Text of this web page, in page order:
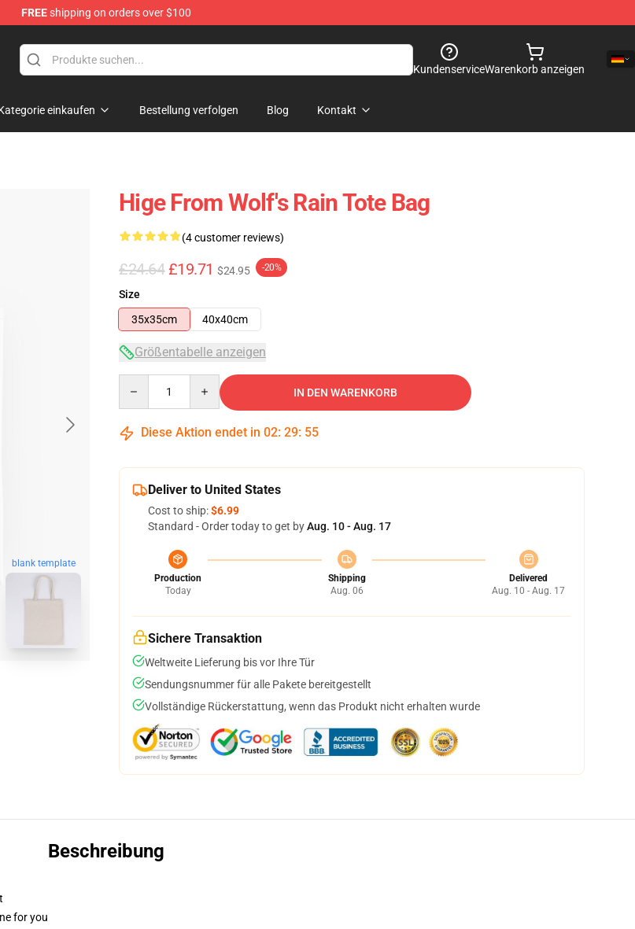
FREEshipping on orders over $100
KundenserviceWarenkorb anzeigen
einkaufen Bestellung verfolgen Blog Kontakt
blank template
Hige From Wolf's Rain Tote Bag
(4 customer reviews)
£24.64 £19.71 $24.95 -20%
Size
35x35cm
40x40cm
Größentabelle anzeigen
IN DEN WARENKORB
Diese Aktion endet in 02: 29: 54
Deliver to United States
Cost to ship:$6.99
Standard - Order today to get byAug. 10 - Aug. 17
Production
Today
Shipping
Aug. 06
Delivered
Aug. 10 - Aug. 17
Sichere Transaktion
Weltweite Lieferung bis vor Ihre Tür
Sendungsnummer für alle Pakete bereitgestellt
Vollständige Rückerstattung, wenn das Produkt nicht erhalten wurde
Beschreibung
for you